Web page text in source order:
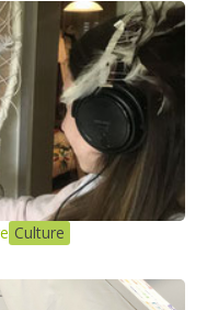
Culture